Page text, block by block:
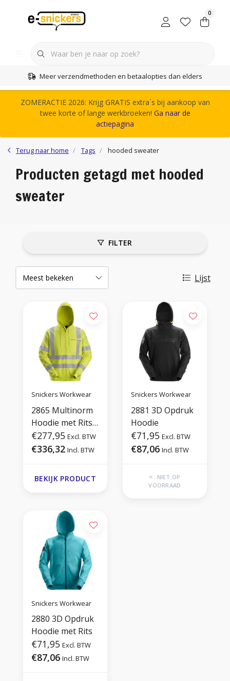
0
Meer verzendmethoden en betaalopties dan elders
ZOMERACTIE 2026: Krijg GRATIS extra´s bij aankoop van
twee korte of lange werkbroeken! Ga naar de
actiepagina
Terug naar home Tags hooded sweater
Producten getagd met hooded
sweater
FILTER
Lijst
Snickers Workwear
2865 Multinorm
Hoodie met Rits,
Hi-Vis
€277,95 Excl. BTW
€336,32 Incl. BTW
BEKIJK PRODUCT
Snickers Workwear
2881 3D Opdruk
Hoodie
€71,95 Excl. BTW
€87,06 Incl. BTW
NIET OP
VOORRAAD
Snickers Workwear
2880 3D Opdruk
Hoodie met Rits
€71,95 Excl. BTW
€87,06 Incl. BTW